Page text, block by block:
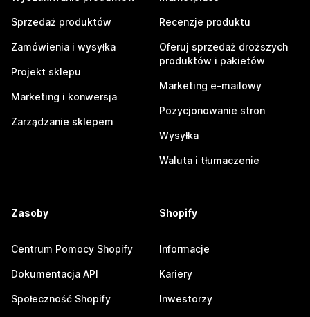
Sprzedaż produktów
Zamówienia i wysyłka
Projekt sklepu
Marketing i konwersja
Zarządzanie sklepem
Recenzje produktu
Oferuj sprzedaż droższych
produktów i pakietów
Marketing e-mailowy
Pozycjonowanie stron
Wysyłka
Waluta i tłumaczenie
Zasoby
Centrum Pomocy Shopify
Dokumentacja API
Społeczność Shopify
Shopify
Informacje
Kariery
Inwestorzy